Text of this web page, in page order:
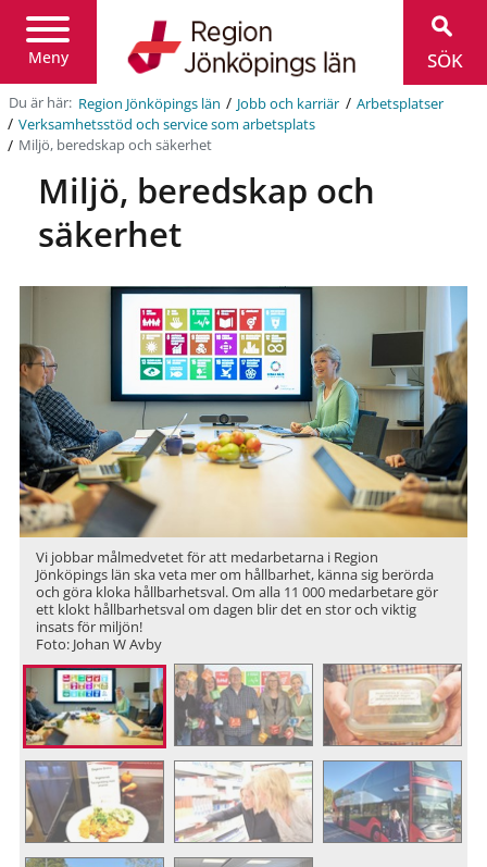
Meny
Jönköpings
län
SÖK
Du är här: Region Jönköpings län / Jobb och karriär / Arbetsplatser
/ Verksamhetsstöd och service som arbetsplats
/ Miljö, beredskap och säkerhet
Miljö, beredskap och
säkerhet
Vi jobbar målmedvetet för att medarbetarna i Region
Jönköpings län ska veta mer om hållbarhet, känna sig berörda
och göra kloka hållbarhetsval. Om alla 11 000 medarbetare gör
ett klokt hållbarhetsval om dagen blir det en stor och viktig
insats för miljön!
Foto: Johan W Avby